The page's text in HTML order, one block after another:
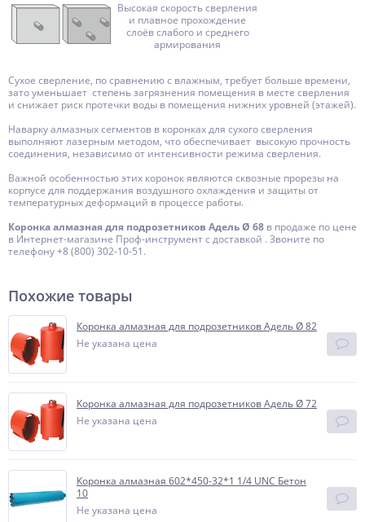
Высокая скорость сверления
и плавное прохождение
слоёв слабого и среднего
армирования
Сухое сверление, по сравнению с влажным, требует больше времени,
зато уменьшает степень загрязнения помещения в месте сверления
и снижает риск протечки воды в помещения нижних уровней (этажей).
Наварку алмазных сегментов в коронках для сухого сверления
выполняют лазерным методом, что обеспечивает высокую прочность
соединения, независимо от интенсивности режима сверления.
Важной особенностью этих коронок являются сквозные прорезы на
корпусе для поддержания воздушного охлаждения и защиты от
температурных деформаций в процессе работы.
Коронка алмазная для подрозетников Адель Ø 68 в продаже по цене
в Интернет-магазине Проф-инструмент с доставкой . Звоните по
телефону +8 (800) 302-10-51.
Похожие товары
Коронка алмазная для подрозетников Адель Ø 82
Не указана цена
Коронка алмазная для подрозетников Адель Ø 72
Не указана цена
Коронка алмазная 602*450-32*1 1/4 UNC Бетон
10
Не указана цена